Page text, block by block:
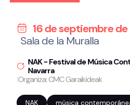
16 de septiembre
Sala de la Muralla
NAK - Festival de Música
Navarra
Organiza: CMC Garaikideak
NAK música